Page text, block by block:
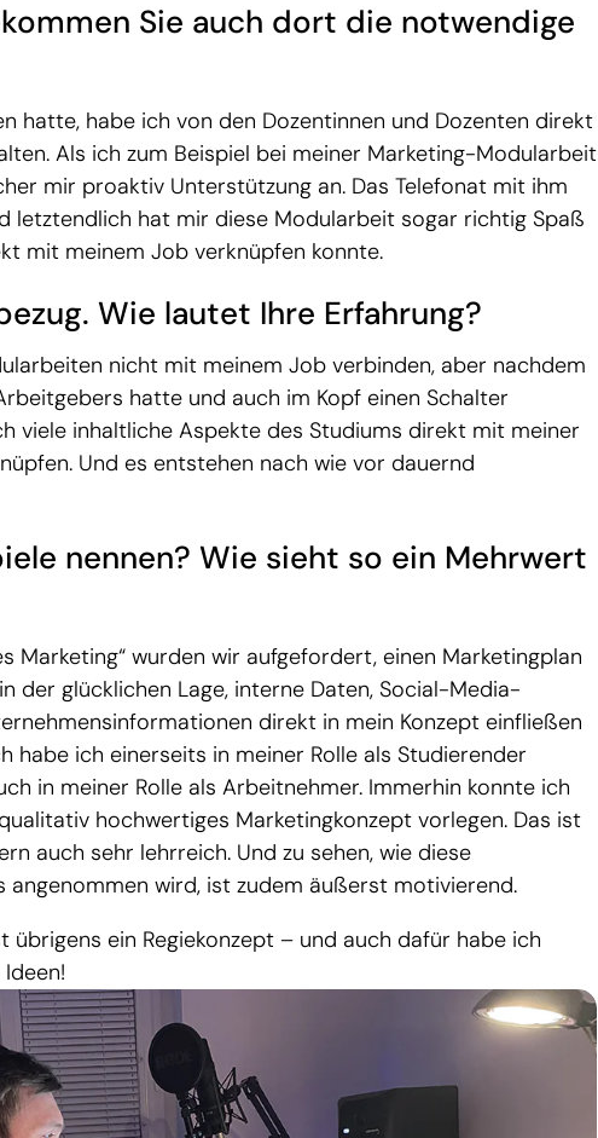
Sie auch dort die notwendige
hatte, habe ich von den Dozentinnen und Dozenten direkt
Als ich zum Beispiel bei meiner Marketing-Modularbeit
mir proaktiv Unterstützung an. Das Telefonat mit ihm
letztendlich hat mir diese Modularbeit sogar richtig Spaß
mit meinem Job verknüpfen konnte.
Wie lautet Ihre Erfahrung?
nicht mit meinem Job verbinden, aber nachdem
hatte und auch im Kopf einen Schalter
viele inhaltliche Aspekte des Studiums direkt mit meiner
Und es entstehen nach wie vor dauernd
nennen? Wie sieht so ein Mehrwert
Marketing“ wurden wir aufgefordert, einen Marketingplan
der glücklichen Lage, interne Daten, Social-Media-
direkt in mein Konzept einfließen
habe ich einerseits in meiner Rolle als Studierender
in meiner Rolle als Arbeitnehmer. Immerhin konnte ich
hochwertiges Marketingkonzept vorlegen. Das ist
auch sehr lehrreich. Und zu sehen, wie diese
angenommen wird, ist zudem äußerst motivierend.
übrigens ein Regiekonzept – und auch dafür habe ich